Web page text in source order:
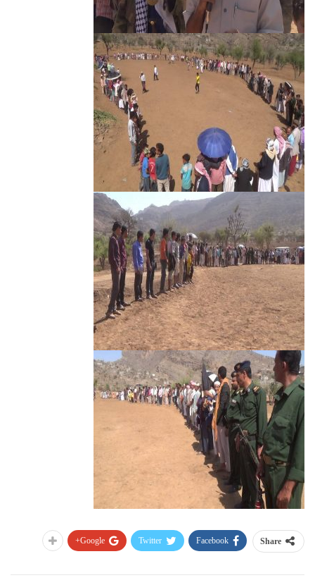
Share
Facebook
Twitter
Google+